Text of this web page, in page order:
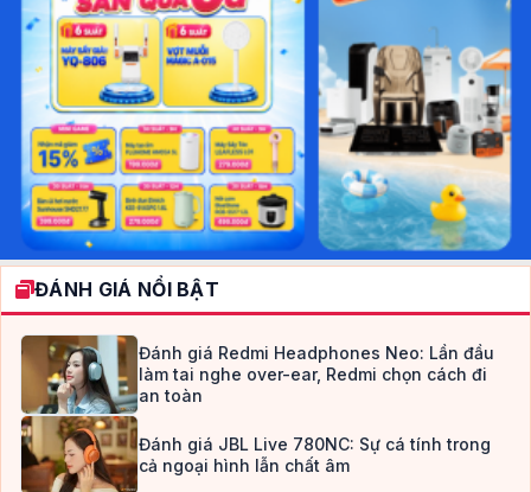
ĐÁNH GIÁ NỔI BẬT
Đánh giá Redmi Headphones Neo: Lần đầu
làm tai nghe over-ear, Redmi chọn cách đi
an toàn
Đánh giá JBL Live 780NC: Sự cá tính trong
cả ngoại hình lẫn chất âm